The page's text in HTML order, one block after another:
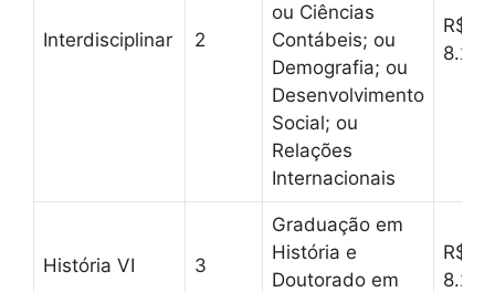
Interdisciplinar 2
ou Ciências
Contábeis; ou
Demografia; ou
Desenvolvimento
Social; ou
Relações
Internacionais
R$
História VI 3
Graduação em
História e
Doutorado em
R$